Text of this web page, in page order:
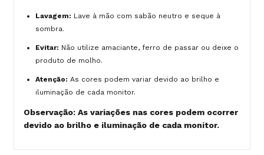
Lavagem: Lave à mão com sabão neutro e seque à
sombra.
Evitar: Não utilize amaciante, ferro de passar ou deixe o
produto de molho.
Atenção: As cores podem variar devido ao brilho e
iluminação de cada monitor.
Observação: As variações nas cores podem ocorrer
devido ao brilho e iluminação de cada monitor.